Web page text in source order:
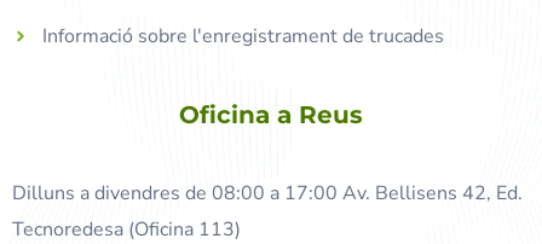
Informació sobre l'enregistrament de trucades
Oficina a Reus
Dilluns a divendres de 08:00 a 17:00 Av. Bellisens 42, Ed.
Tecnoredesa (Oficina 113)